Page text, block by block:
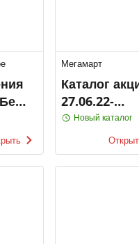
Мегамарт
Каталог
27.06.22-
03.07.22
Новый каталог